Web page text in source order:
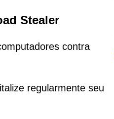
Stealer
contra
regularmente seu